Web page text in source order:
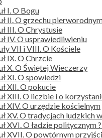
I. O Bogu
II. O grzechu
III. O Chrystusie
IV. O usprawiedliwieniu
VII i VIII. O Kościele
IX. O Chrzcie
X. O Świętej Wieczerzy
XI. O spowiedzi
XII. O pokucie
XIII. O liczbie i o
XIV. O urzędzie kościelnym
XV. O tradycjach ludzkich
XVI. O ładzie politycznym
XVII. O powtórnym